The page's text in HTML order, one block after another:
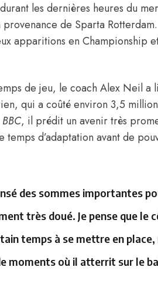
les dernières heures du
provenance de Sparta
apparitions en Championship
de jeu, le coach Alex Neil a
qui a coûté environ 3,5
BBC, il prédit un avenir très
temps d’adaptation avant de
des sommes importantes
très doué. Je pense que le
temps à se mettre en
moments où il atterrit sur le